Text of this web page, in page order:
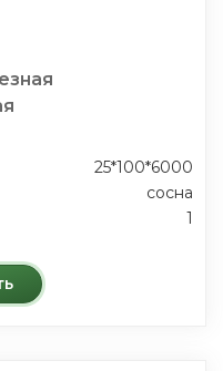
25*100*6000
сосна
1